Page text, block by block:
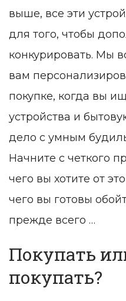
выше, все эти
для того, чтобы
конкурировать. Мы
вам
покупке, когда вы
устройства и
дело с умным
Начните с четкого
чего вы хотите от
чего вы готовы
прежде всего …
Покупать
покупать?